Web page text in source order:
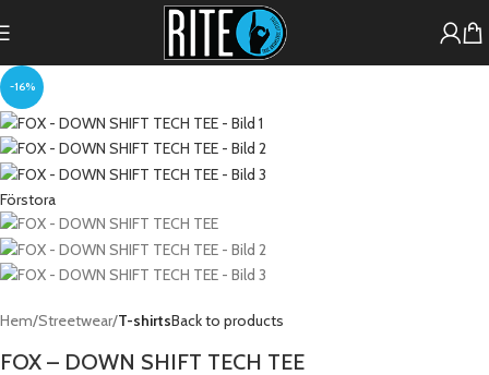
-16%
Förstora
Hem Streetwear T-shirtsBack to products
FOX – DOWN SHIFT TECH TEE